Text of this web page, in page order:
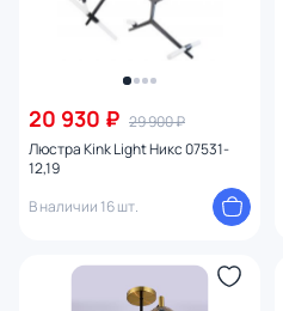
20 930 ₽ 29 900 ₽
Люстра Kink Light Никс 07531-
12,19
В наличии 16 шт.